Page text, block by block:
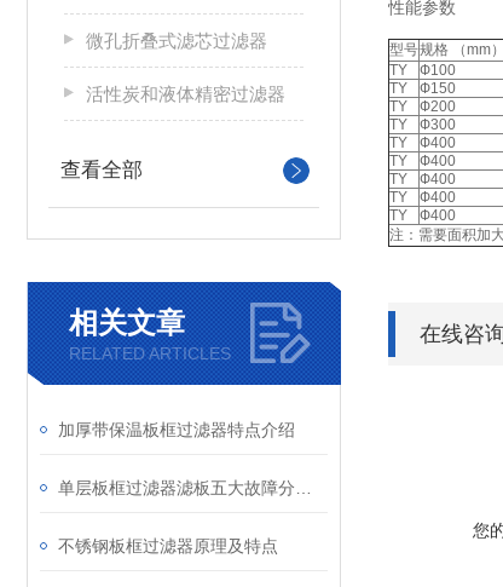
微孔折叠式滤芯过滤器
活性炭和液体精密过滤器
查看全部
相关文章
RELATED ARTICLES
加厚带保温板框过滤器特点介绍
不锈钢板框过滤器原理及特点
性能参数
型号规格 （mm）
TY
Ф100
TY
Ф150
TY
Ф200
TY
Ф300
TY
Ф400
TY
Ф400
TY
Ф400
TY
Ф400
TY
Ф400
注：需要面积加
在线咨
您